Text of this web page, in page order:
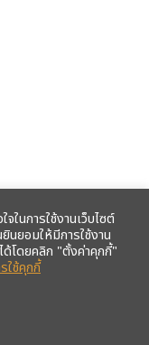
คร คลิก!
ในการใช้งานเว็บไซต์
ยอมให้มีการใช้งาน
โดยคลิก "ตั้งค่าคุกกี้"
ใช้คุกกี้